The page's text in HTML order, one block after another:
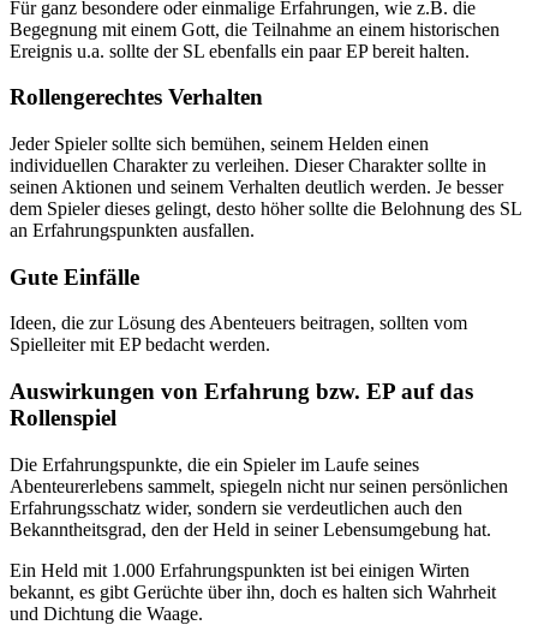
Für ganz besondere oder einmalige Erfahrungen, wie z.B. die
Begegnung mit einem Gott, die Teilnahme an einem historischen
Ereignis u.a. sollte der SL ebenfalls ein paar EP bereit halten.
Rollengerechtes Verhalten
Jeder Spieler sollte sich bemühen, seinem Helden einen
individuellen Charakter zu verleihen. Dieser Charakter sollte in
seinen Aktionen und seinem Verhalten deutlich werden. Je besser
dem Spieler dieses gelingt, desto höher sollte die Belohnung des SL
an Erfahrungspunkten ausfallen.
Gute Einfälle
Ideen, die zur Lösung des Abenteuers beitragen, sollten vom
Spielleiter mit EP bedacht werden.
Auswirkungen von Erfahrung bzw. EP auf das
Rollenspiel
Die Erfahrungspunkte, die ein Spieler im Laufe seines
Abenteurerlebens sammelt, spiegeln nicht nur seinen persönlichen
Erfahrungsschatz wider, sondern sie verdeutlichen auch den
Bekanntheitsgrad, den der Held in seiner Lebensumgebung hat.
Ein Held mit 1.000 Erfahrungspunkten ist bei einigen Wirten
bekannt, es gibt Gerüchte über ihn, doch es halten sich Wahrheit
und Dichtung die Waage.